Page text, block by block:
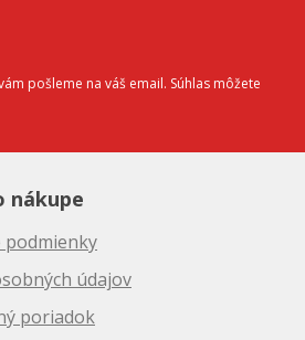
pošleme na váš email. Súhlas môžete
nákupe
podmienky
údajov
poriadok